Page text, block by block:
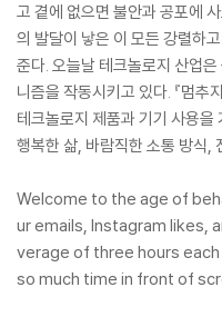
고 곁에 없으면 불안과 공포에
의 발달이 낳은 이 모든 강렬하
준다. 오늘날 테크놀로지 산업
니즘을 작동시키고 있다. 『멈
테크놀로지 제품과 기기 사용
행복한 삶, 바람직한 소통 방식,
Welcome to the age of
ur emails, Instagram likes,
verage of three hours
so much time in front of